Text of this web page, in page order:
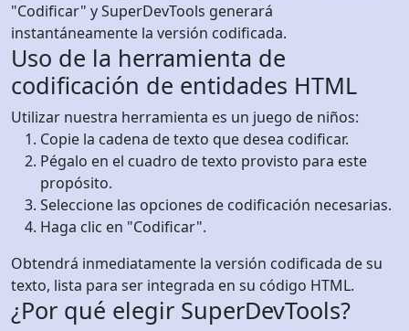
"Codificar" y SuperDevTools generará
instantáneamente la versión codificada.
Uso de la herramienta de
codificación de entidades HTML
Utilizar nuestra herramienta es un juego de niños:
Copie la cadena de texto que desea codificar.
Pégalo en el cuadro de texto provisto para este
propósito.
Seleccione las opciones de codificación necesarias.
Haga clic en "Codificar".
Obtendrá inmediatamente la versión codificada de su
texto, lista para ser integrada en su código HTML.
¿Por qué elegir SuperDevTools?